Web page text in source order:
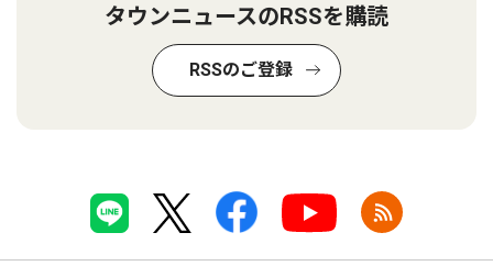
タウンニュースのRSSを購読
RSSのご登録